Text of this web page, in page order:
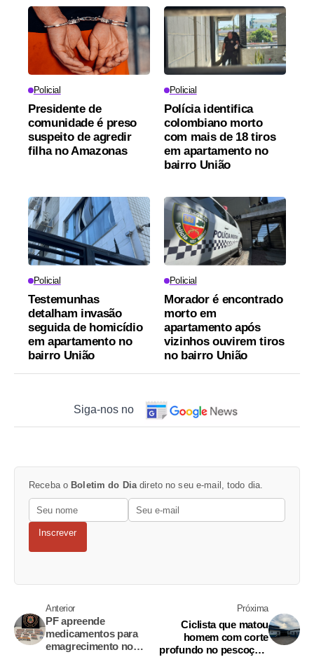
Policial
Presidente de
comunidade é preso
suspeito de agredir
filha no Amazonas
Policial
Polícia identifica
colombiano morto
com mais de 18 tiros
em apartamento no
bairro União
Policial
Testemunhas
detalham invasão
seguida de homicídio
em apartamento no
bairro União
Policial
Morador é encontrado
morto em
apartamento após
vizinhos ouvirem tiros
no bairro União
Siga-nos no
Receba o Boletim do Dia direto no seu e-mail, todo dia.
Inscrever
Anterior
PF apreende
medicamentos para
emagrecimento no
Próxima
Ciclista que matou
homem com corte
profundo no pescoço é